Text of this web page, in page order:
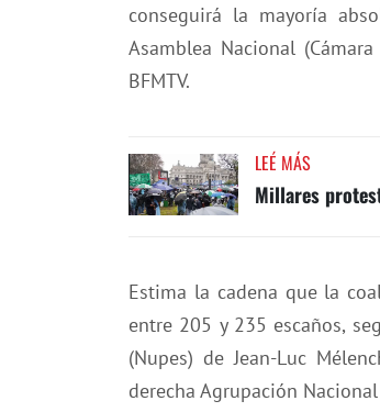
conseguirá la mayoría
Asamblea Nacional
BFMTV.
LEÉ MÁS
Millares
Estima la cadena que la
entre 205 y 235 escaños,
(Nupes) de Jean-Luc
derecha Agrupación